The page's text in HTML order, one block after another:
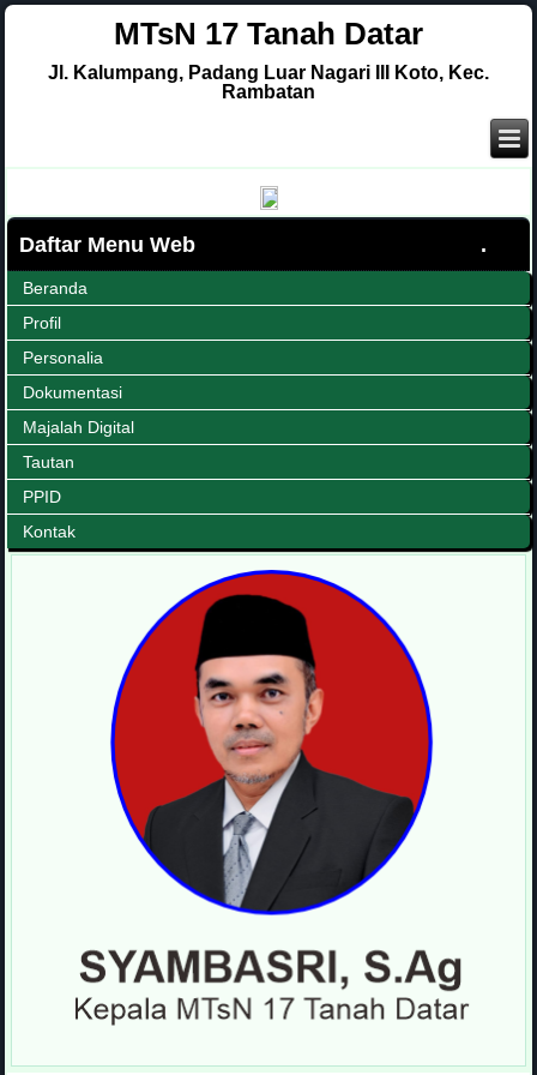
MTsN 17 Tanah Datar
Jl. Kalumpang, Padang Luar Nagari III Koto, Kec.
Rambatan
Daftar Menu Web
Beranda
Profil
Personalia
Dokumentasi
Majalah Digital
Tautan
PPID
Kontak